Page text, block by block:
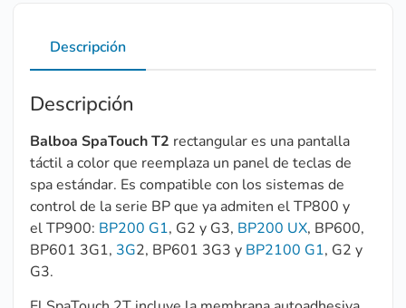
Descripción
Descripción
Balboa SpaTouch T2 rectangular es una pantalla
táctil a color que reemplaza un panel de teclas de
spa estándar. Es compatible con los sistemas de
control de la serie BP que ya admiten el TP800 y
el TP900: BP200 G1, G2 y G3, BP200 UX, BP600,
BP601 3G1, 3G2, BP601 3G3 y BP2100 G1, G2 y
G3.